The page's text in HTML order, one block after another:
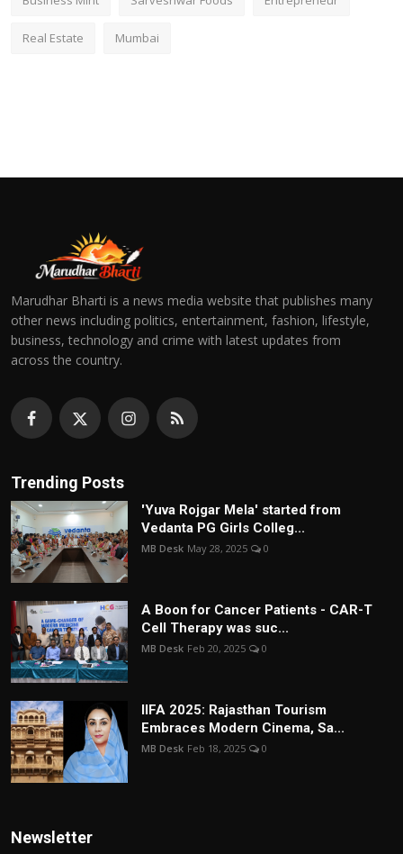
Real Estate Mumbai
Marudhar Bharti is a news media website that publishes many
other news including politics, entertainment, fashion, lifestyle,
business, technology and crime with latest updates from
across the country.
Trending Posts
'Yuva Rojgar Mela' started from
Vedanta PG Girls Colleg...
MB Desk May 28, 2025 0
A Boon for Cancer Patients - CAR-T
Cell Therapy was suc...
MB Desk Feb 20, 2025 0
IIFA 2025: Rajasthan Tourism
Embraces Modern Cinema, Sa...
MB Desk Feb 18, 2025 0
Newsletter